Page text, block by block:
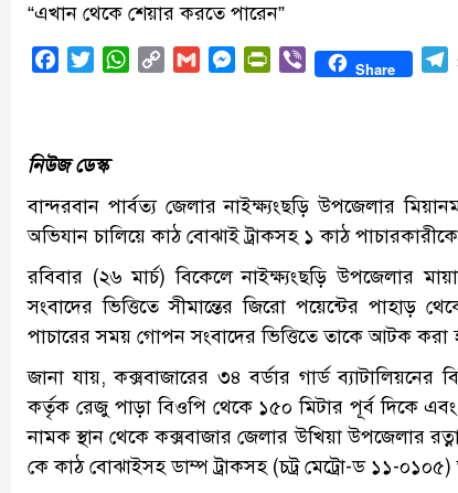
“এখান থেকে শেয়ার করতে পারেন”
FacebookTwitterWhatsApp
Copy
Gmail MessengerPrintFriendly
Viber Share
নিউজ ডেস্ক
বান্দরবান পার্বত্য জেলার নাইক্ষ্যংছড়ি উপজেলার
অভিযান চালিয়ে কাঠ বোঝাই ট্রাকসহ ১ কাঠ
রবিবার (২৬ মার্চ) বিকেলে নাইক্ষ্যংছড়ি উপজেলার
সংবাদের ভিত্তিতে সীমান্তের জিরো পয়েন্টের পাহাড়
পাচারের সময় গোপন সংবাদের ভিত্তিতে তাকে আটক করা
জানা যায়, কক্সবাজারের ৩৪ বর্ডার গার্ড
কর্তৃক রেজু পাড়া বিওপি থেকে ১৫০ মিটার পূর্ব দিকে
নামক স্থান থেকে কক্সবাজার জেলার উখিয়া উপজেলার
কে কাঠ বোঝাইসহ ডাম্প ট্রাকসহ (চট্র মেট্রো-ড ১১-